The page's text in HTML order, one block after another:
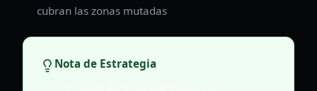
cubran las zonas mutadas
Nota de Estrategia